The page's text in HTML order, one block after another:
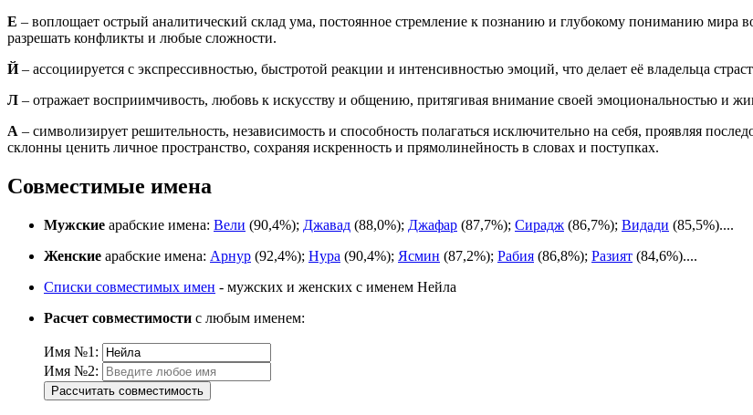
Е – воплощает острый аналитический склад ума, постоянное стремление к познанию и глубокому пониманию
разрешать конфликты и любые сложности.
Й– ассоциируется с экспрессивностью, быстротой реакции и интенсивностью эмоций, что делает её владельца
Л – отражает восприимчивость, любовь к искусству и общению, притягивая внимание своей эмоциональностью и
А – символизирует решительность, независимость и способность полагаться исключительно на себя, проявляя
склонны ценить личное пространство, сохраняя искренность и прямолинейность в словах и поступках.
Совместимые имена
Мужские арабские имена: Вели (90,4%); Джавад (88,0%); Джафар (87,7%); Сирадж (86,7%); Видади (85,5%)....
Женские арабские имена: Арнур (92,4%); Нура (90,4%); Ясмин (87,2%); Рабия (86,8%); Разият (84,6%)....
Списки совместимых имен - мужских и женских с именем Нейла
Расчет совместимости с любым именем:
Имя №1:
Имя №2:
Рассчитать совместимость